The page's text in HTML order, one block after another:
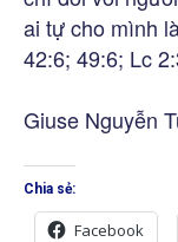
ai tự cho mình
42:6; 49:6; Lc
Giuse Nguyễn
Chia sẻ:
Facebook